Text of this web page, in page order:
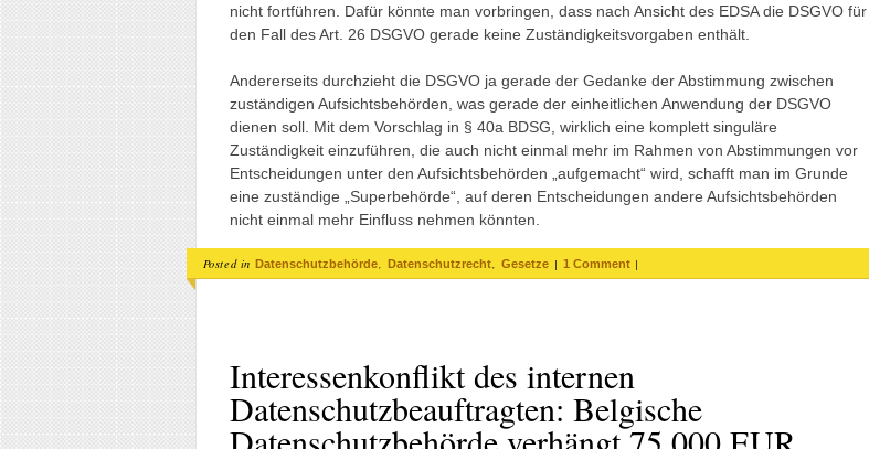
nicht fortführen. Dafür könnte man vorbringen, dass nach Ansicht des EDSA die DSGVO für
den Fall des Art. 26 DSGVO gerade keine Zuständigkeitsvorgaben enthält.
Andererseits durchzieht die DSGVO ja gerade der Gedanke der Abstimmung zwischen
zuständigen Aufsichtsbehörden, was gerade der einheitlichen Anwendung der DSGVO
dienen soll. Mit dem Vorschlag in § 40a BDSG, wirklich eine komplett singuläre
Zuständigkeit einzuführen, die auch nicht einmal mehr im Rahmen von Abstimmungen vor
Entscheidungen unter den Aufsichtsbehörden „aufgemacht“ wird, schafft man im Grunde
eine zuständige „Superbehörde“, auf deren Entscheidungen andere Aufsichtsbehörden
nicht einmal mehr Einfluss nehmen könnten.
Posted in Datenschutzbehörde, Datenschutzrecht, Gesetze | 1 Comment |
Interessenkonflikt des internen
Datenschutzbeauftragten: Belgische